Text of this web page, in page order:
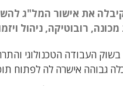
את אישור המל"ג
רובוטיקה, ניהול
בשוק העבודה הטכנולוגי
גבוהה אישרה לה לפתוח